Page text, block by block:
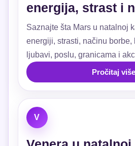
energija, strast i
Saznajte šta Mars u natalnoj
energiji, strasti, načinu borbe,
ljubavi, poslu, granicama i
Pročitaj više
V